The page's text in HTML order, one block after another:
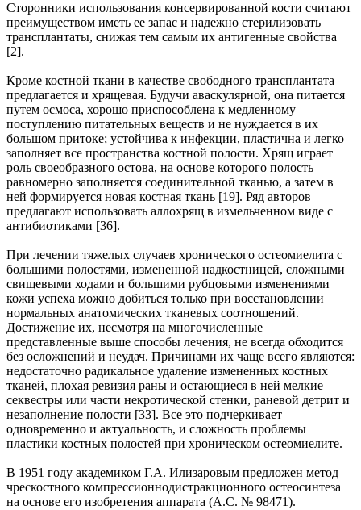
Сторонники использования консервированной кости считают
преимуществом иметь ее запас и надежно стерилизовать
трансплантаты, снижая тем самым их антигенные свойства
[2].
Кроме костной ткани в качестве свободного трансплантата
предлагается и хрящевая. Будучи аваскулярной, она питается
путем осмоса, хорошо приспособлена к медленному
поступлению питательных веществ и не нуждается в их
большом притоке; устойчива к инфекции, пластична и легко
заполняет все пространства костной полости. Хрящ играет
роль своеобразного остова, на основе которого полость
равномерно заполняется соединительной тканью, а затем в
ней формируется новая костная ткань [19]. Ряд авторов
предлагают использовать аллохрящ в измельченном виде с
антибиотиками [36].
При лечении тяжелых случаев хронического остеомиелита с
большими полостями, измененной надкостницей, сложными
свищевыми ходами и большими рубцовыми изменениями
кожи успеха можно добиться только при восстановлении
нормальных анатомических тканевых соотношений.
Достижение их, несмотря на многочисленные
представленные выше способы лечения, не всегда обходится
без осложнений и неудач. Причинами их чаще всего являются:
недостаточно радикальное удаление измененных костных
тканей, плохая ревизия раны и остающиеся в ней мелкие
секвестры или части некротической стенки, раневой детрит и
незаполнение полости [33]. Все это подчеркивает
одновременно и актуальность, и сложность проблемы
пластики костных полостей при хроническом остеомиелите.
В 1951 году академиком Г.А. Илизаровым предложен метод
чрескостного компрессионнодистракционного остеосинтеза
на основе его изобретения аппарата (А.С. № 98471).